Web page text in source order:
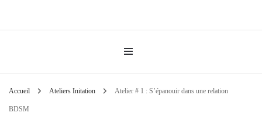
Accueil Ateliers Initation Atelier # 1 : S’épanouir dans une relation
BDSM